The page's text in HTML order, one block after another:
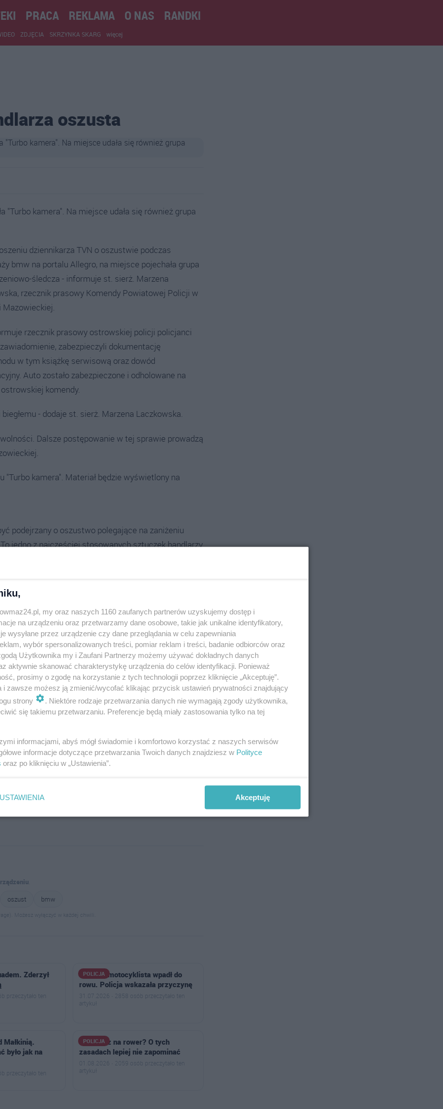
PRACA REKLAMA O NAS RANDKI
ZDJĘCIA SKRZYNKA SKARG więcej
oszusta
kamera". Na miejsce udała się również grupa
dziennikarza TVN o oszustwie podczas
bmw na portalu Allegro, na miejsce pojechała grupa
śledcza - informuje st. sierż. Marzena
rzecznik prasowy Komendy Powiatowej Policji w
Mazowieckiej.
rzecznik prasowy ostrowskiej policji policjanci
zabezpieczyli dokumentację
w tym książkę serwisową oraz dowód
Auto zostało zabezpieczone i odholowane na
komendy.
- dodaje st. sierż. Marzena Laczkowska.
Dalsze postępowanie w tej sprawie prowadzą
kamera". Materiał będzie wyświetlony na
podejrzany o oszustwo polegające na zaniżeniu
jedno z najczęściej stosowanych sztuczek handlarzy
z Zachodu opisywanych jest jako bezwypadkowe o
Między innymi tego typu przypadki ujawniają
"Turbo kamera".
#handlarz
.
oszust bmw
Możesz wyłączyć w każdej chwili.
Zderzył
przeczytało ten
POLICJA
50-letni motocyklista wpadł do
rowu. Policja wskazała przyczynę
31.07.2026 · 2858 osób przeczytało ten
artykuł
Małkinią.
było jak na
przeczytało ten
POLICJA
Wsiadasz na rower? O tych
zasadach lepiej nie zapominać
01.08.2026 · 2059 osób przeczytało ten
artykuł
my oraz naszych 1160 zaufanych partnerów uzyskujemy dostęp i
na urządzeniu oraz przetwarzamy dane osobowe, takie jak unikalne identyfikatory,
wysyłane przez urządzenie czy dane przeglądania w celu zapewniania
wybór spersonalizowanych treści, pomiar reklam i treści, badanie odbiorców oraz
Użytkownika my i Zaufani Partnerzy możemy używać dokładnych danych
aktywnie skanować charakterystykę urządzenia do celów identyfikacji. Ponieważ
prosimy o zgodę na korzystanie z tych technologii poprzez kliknięcie „Akceptuję”.
i zawsze możesz ją zmienić/wycofać klikając przycisk ustawień prywatności znajdujący
strony
. Niektóre rodzaje przetwarzania danych nie wymagają zgody użytkownika,
się takiemu przetwarzaniu. Preferencje będą miały zastosowania tylko na tej
informacjami, abyś mógł świadomie i komfortowo korzystać z naszych serwisów
informacje dotyczące przetwarzania Twoich danych znajdziesz w Polityce
oraz po kliknięciu w „Ustawienia”.
USTAWIENIA Akceptuję